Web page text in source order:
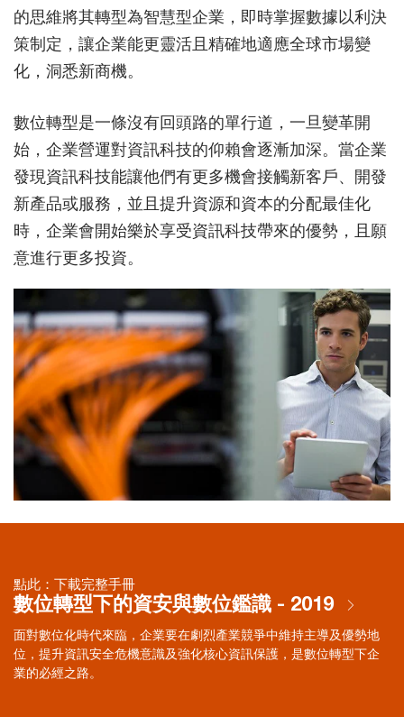
的思維將其轉型為智慧型企業，即時掌握數據以利決
策制定，讓企業能更靈活且精確地適應全球市場變
化，洞悉新商機。
數位轉型是一條沒有回頭路的單行道，一旦變革開
始，企業營運對資訊科技的仰賴會逐漸加深。當企業
發現資訊科技能讓他們有更多機會接觸新客戶、開發
新產品或服務，並且提升資源和資本的分配最佳化
時，企業會開始樂於享受資訊科技帶來的優勢，且願
意進行更多投資。
點此：下載完整手冊
數位轉型下的資安與數位鑑識 - 2019
面對數位化時代來臨，企業要在劇烈產業競爭中維持主導及優勢地
位，提升資訊安全危機意識及強化核心資訊保護，是數位轉型下企
業的必經之路。